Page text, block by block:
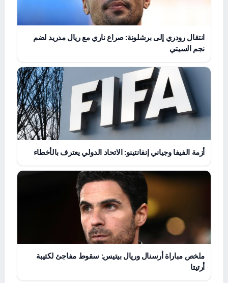
انتقال رودري إلى برشلونة: صراع ناري مع ريال مدريد لضم
نجم السيتي
أزمة الفيفا وجياني إنفانتينو: الاتحاد الدولي يعترف بالأخطاء
ملخص مباراة أرسنال وريال بيتيس: سقوط مفاجئ لكتيبة
أرتيتا